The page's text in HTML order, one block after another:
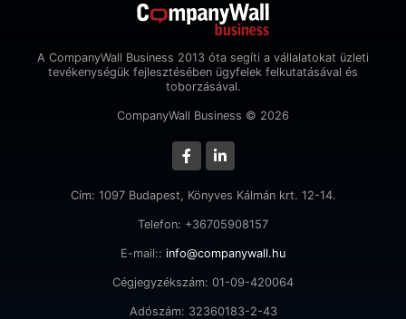
A CompanyWall Business 2013 óta segíti a vállalatokat üzleti
tevékenységük fejlesztésében ügyfelek felkutatásával és
toborzásával.
CompanyWall Business © 2026
Cím: 1097 Budapest, Könyves Kálmán krt. 12-14.
Telefon: +36705908157
E-mail:: info@companywall.hu
Cégjegyzékszám: 01-09-420064
Adószám: 32360183-2-43